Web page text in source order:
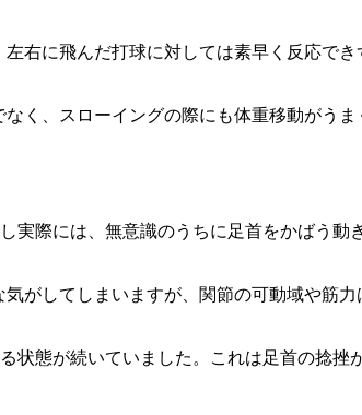
右に飛んだ打球に対しては素早く反応で
く、スローイングの際にも体重移動がう
際には、無意識のうちに足首をかばう動
がしてしまいますが、関節の可動域や筋
態が続いていました。これは足首の捻挫